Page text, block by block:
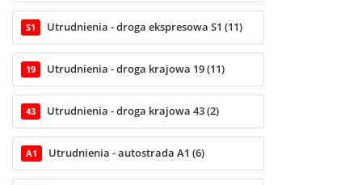
S1 Utrudnienia - droga ekspresowa S1 (11)
19 Utrudnienia - droga krajowa 19 (11)
43 Utrudnienia - droga krajowa 43 (2)
A1 Utrudnienia - autostrada A1 (6)